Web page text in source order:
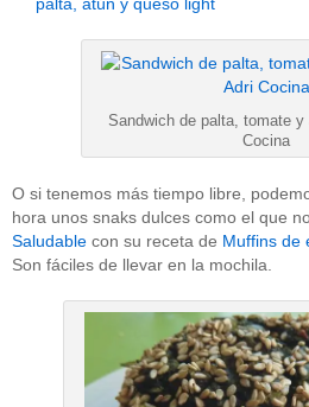
palta, atún y queso light
Sandwich de palta, tomate y
Cocina
O si tenemos más tiempo libre,
hora unos snaks dulces como el que
Saludable con su receta de Muffins de
Son fáciles de llevar en la mochila.